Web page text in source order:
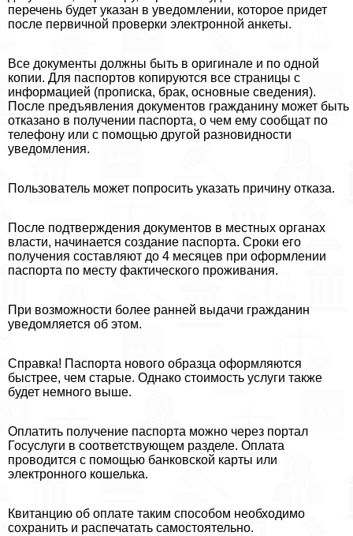
перечень будет указан в уведомлении, которое придет
после первичной проверки электронной анкеты.
Все документы должны быть в оригинале и по одной
копии. Для паспортов копируются все страницы с
информацией (прописка, бpaк, основные сведения).
После предъявления документов гражданину может быть
отказано в получении паспорта, о чем ему сообщат по
телефону или с помощью другой разновидности
уведомления.
Пользователь может попросить указать причину отказа.
После подтверждения документов в местных органах
власти, начинается создание паспорта. Сроки его
получения составляют до 4 месяцев при оформлении
паспорта по месту фактического проживания.
При возможности более ранней выдачи гражданин
уведомляется об этом.
Справка! Паспорта нового образца оформляются
быстрее, чем старые. Однако стоимость услуги также
будет немного выше.
Оплатить получение паспорта можно через портал
Госуслуги в соответствующем разделе. Оплата
проводится с помощью банковской карты или
электронного кошелька.
Квитанцию об оплате таким способом необходимо
сохранить и распечатать самостоятельно.